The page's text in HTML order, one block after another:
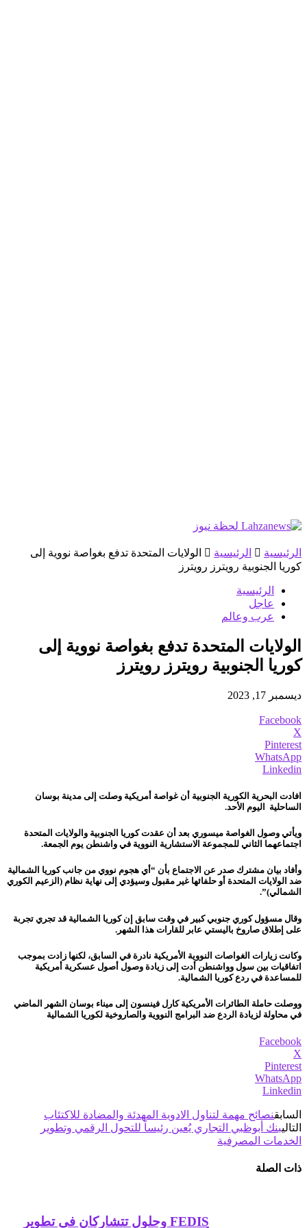
الرئيسية الرئيسية
الولايات المتحدة تدفع بغواصة نووية إلى
كوريا الجنوبية رويترز رويترز
الرئيسية
عاجل
عرب وعالم
الولايات المتحدة تدفع بغواصة نووية إلى
كوريا الجنوبية رويترز رويترز
ديسمبر 17, 2023
Facebook
X
Pinterest
WhatsApp
Linkedin
افادت البحرية الكورية الجنوبية أن غواصة أمريكية وصلت إلى مدينة بوسان
الساحلية اليوم الأحد.
ويأتي وصول الغواصة ميسوري بعد أن عقدت كوريا الجنوبية والولايات المتحدة
اجتماعهما الثاني للمجموعة الاستشارية النووية في واشنطن يوم الجمعة.
وأفاد بيان مشترك صدر عن الاجتماع بأن “أي هجوم نووي من جانب كوريا الشمالية
ضد الولايات المتحدة أو حلفائها غير مقبول وسيؤدي إلى نهاية نظام (الزعيم الكوري
الشمالي)”.
وقال مسؤول كوري جنوبي كبير في وقت سابق إن كوريا الشمالية قد تجري تجربة
على إطلاق صاروخ باليستي عابر للقارات هذا الشهر.
وكانت زيارات الغواصات النووية الأمريكية نادرة في السابق، لكنها زادت بموجب
اتفاقيات بين سول وواشنطن أدت إلى زيادة وصول أصول عسكرية أمريكية
للمساعدة في ردع كوريا الشمالية.
ووصلت حاملة الطائرات الأمريكية كارل فينسون إلى ميناء بوسان الشهر الماضي
في محاولة لزيادة الردع ضد البرامج النووية والصاروخية لكوريا الشمالية
Facebook
X
Pinterest
WhatsApp
Linkedin
السابقنصائح مهمة لتناول الادوية المهدئة والمضادة للاكتئاب
التاليبنك أبوظبي التجاري يُعين رئيساً للتحول الرقمي وتطوير
الخدمات المصرفية
ذات الصلة
FEDIS وحلول تتشاركان في تطوير